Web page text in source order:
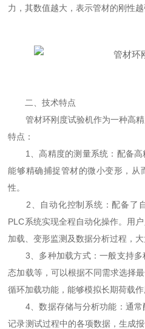
力，其数值越大，表示管材的刚性越
二、技术特点
管材环刚度试验机作为一种高精
特点：
1、高精度的测量系统：配备高
能够精确捕捉管材的微小变形，从
性。
2、自动化控制系统：配备了
PLC系统实现全程自动化操作。用
加载、变形监测及数据分析过程，大
3、多种加载方式：一般支持多
态加载等，可以根据不同需求选择
循环加载功能，能够模拟长期荷载作
4、数据存储与分析功能：通常
记录测试过程中的各项数据，生成